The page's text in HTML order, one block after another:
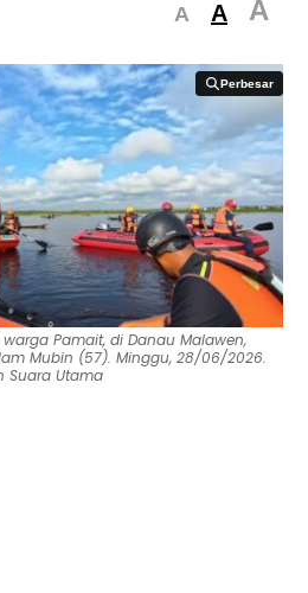
A A A
Perbesar
Perbesar
Pamait, di Danau Malawen,
Mubin (57). Minggu, 28/06/2026.
Suara Utama